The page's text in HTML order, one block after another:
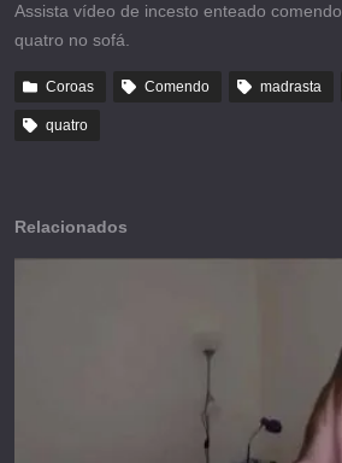
Assista vídeo de incesto enteado
quatro no sofá.
Coroas Comendo madrasta
quatro
Relacionados